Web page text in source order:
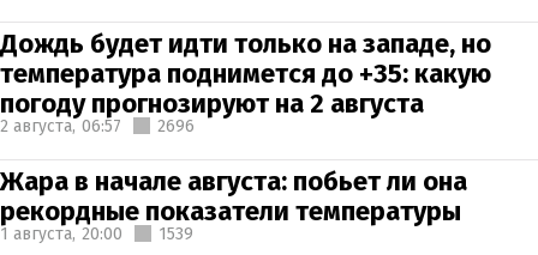
Дождь будет идти только на западе, но
температура поднимется до +35: какую
погоду прогнозируют на 2 августа
2 августа, 06:57 2696
Жара в начале августа: побьет ли она
рекордные показатели температуры
1 августа, 20:00 1539